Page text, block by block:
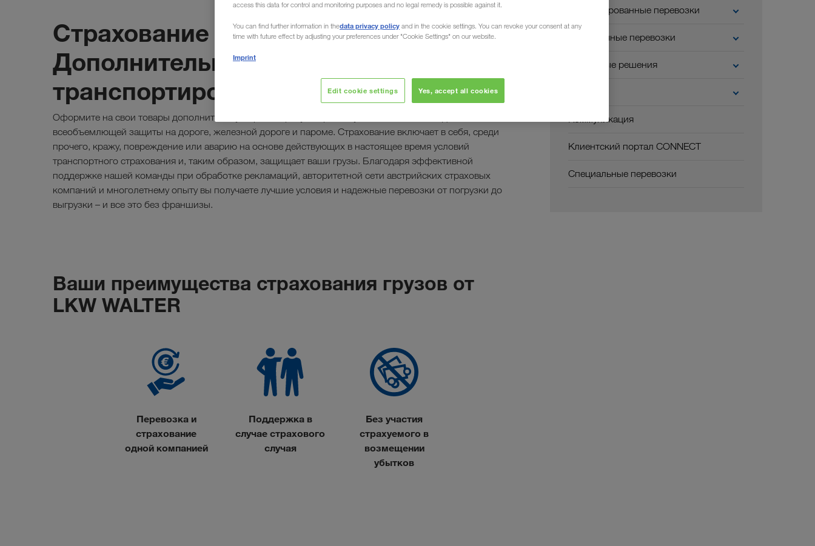
Страхование грузов:
Дополнительное страхование -
транспортировка без забот
Оформите на свои товары дополнительную транспортную страховку от LKW WALTER – для
всеобъемлющей защиты на дороге, железной дороге и пароме. Страхование включает в себя, среди
прочего, кражу, повреждение или аварию на основе действующих в настоящее время условий
транспортного страхования и, таким образом, защищает ваши грузы. Благодаря эффективной
поддержке нашей команды при обработке рекламаций, авторитетной сети австрийских страховых
компаний и многолетнему опыту вы получаете лучшие условия и надежные перевозки от погрузки до
выгрузки – и все это без франшизы.
Ваши преимущества страхования грузов от
LKW WALTER
Перевозка и
страхование
одной компанией
Поддержка в
случае страхового
случая
Без участия
страхуемого в
возмещении
убытков
Комбинированные перевозки
Экологичные перевозки
Цифровые решения
Коммуникация
Клиентский портал CONNECT
Специальные перевозки
access this data for control and monitoring purposes and no legal remedy is possible against it.
You can find further information in thedata privacy policy and in the cookie settings. You can revoke your consent at any
time with future effect by adjusting your preferences under "Cookie Settings" on our website.
Imprint
Edit cookie settings Yes, accept all cookies